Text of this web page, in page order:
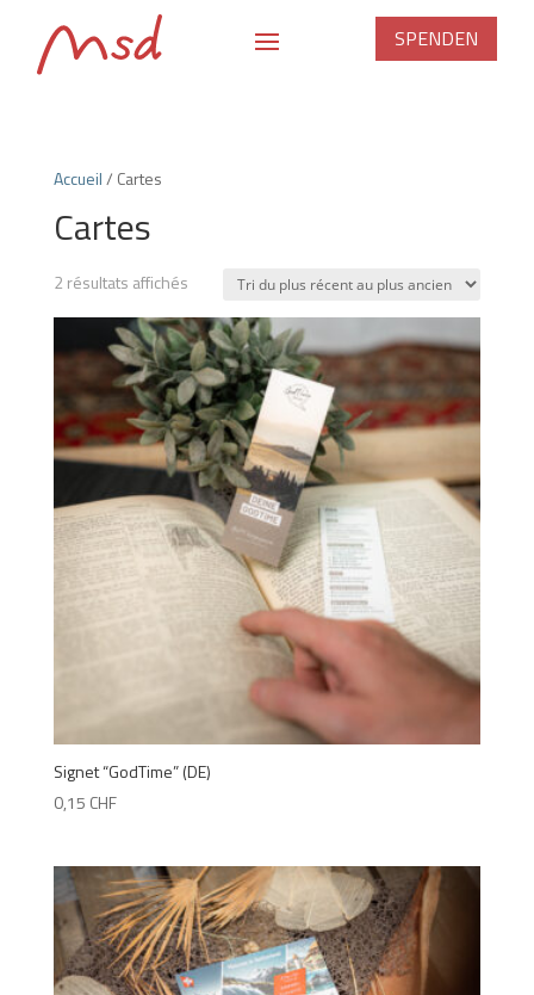
SPENDEN
Accueil/ Cartes
Cartes
2 résultats affichésTrié
plus
récent
au
plus
ancien
Signet “GodTime” (DE)
0,15 CHF